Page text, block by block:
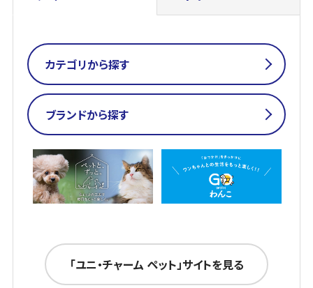
カテゴリから探す
ブランドから探す
「ユニ・チャーム ペット」サイトを見る
カテゴリから探す
ブランドから探す
機能／年齢／複数ねこ商品から探す